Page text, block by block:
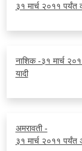
३१ मार्च २०११ पर्यंत
नाशिक -३१ मार्च
यादी
अमरावती -
३१ मार्च २०११ पर्यंत